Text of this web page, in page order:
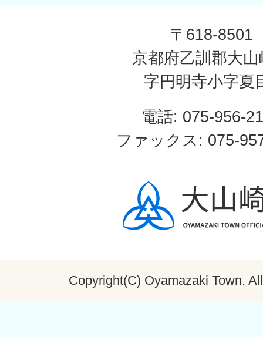
〒618-8501
京都府乙訓郡大山
字円明寺小字夏
電話: 075-956-
ファックス: 075-
Copyright(C) Oyamazaki Town.